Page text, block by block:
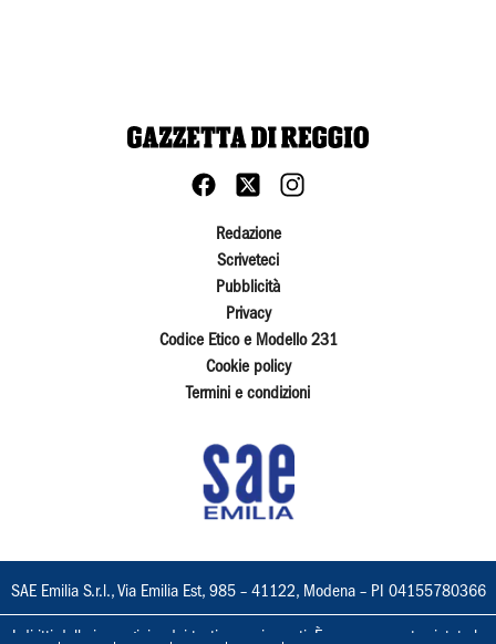
Redazione
Scriveteci
Pubblicità
Privacy
Codice Etico e Modello 231
Cookie policy
Termini e condizioni
SAE Emilia S.r.l., Via Emilia Est, 985 – 41122, Modena – PI 04155780366
I diritti delle immagini e dei testi sono riservati. È espressamente vietata la